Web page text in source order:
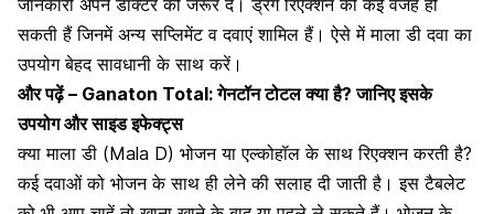
सकती हैं जिनमें अन्य सप्लिमेंट व दवाएं शामिल हैं। ऐसे में माला डी दवा का
उपयोग बेहद सावधानी के साथ करें।
और पढ़ें – Ganaton Total: गेनटॉन टोटल क्या है? जानिए इसके
उपयोग और साइड इफेक्ट्स
क्या माला डी (Mala D) भोजन या एल्कोहॉल के साथ रिएक्शन करती है?
कई दवाओं को भोजन के साथ ही लेने की सलाह दी जाती है। इस टैबलेट